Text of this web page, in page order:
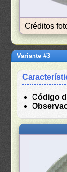
Créditos
Variante #3
Código